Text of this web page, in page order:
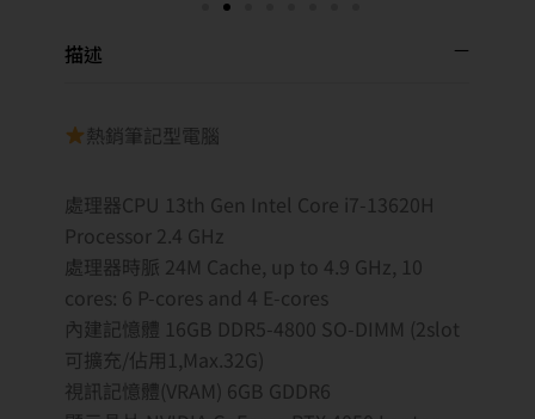
描述
熱銷筆記型電腦
處理器CPU 13th Gen Intel Core i7-13620H
Processor 2.4 GHz
處理器時脈 24M Cache, up to 4.9 GHz, 10
cores: 6 P-cores and 4 E-cores
內建記憶體 16GB DDR5-4800 SO-DIMM (2slot
可擴充/佔用1,Max.32G)
視訊記憶體(VRAM) 6GB GDDR6